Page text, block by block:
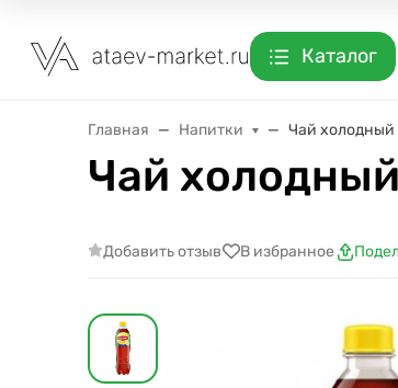
Каталог
Главная Напитки Чай холодный
Чай
Добавить отзыв В избранное